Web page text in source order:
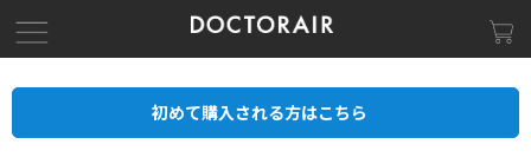
初めて購入される方はこちら